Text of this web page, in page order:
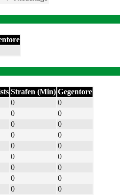
Strafen (Min) Gegentore
0
0
0
0
0
0
0
0
0
0
0
0
0
0
0
0
0
0